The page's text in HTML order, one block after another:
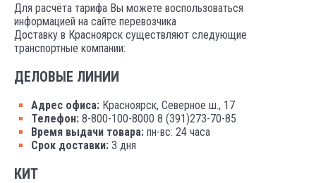
Для расчёта тарифа Вы можете воспользоваться
информацией на сайте перевозчика
Доставку в Красноярск существляют следующие
транспортные компании:
ДЕЛОВЫЕ ЛИНИИ
Адрес офиса: Красноярск, Северное ш., 17
Телефон: 8-800-100-8000 8 (391)273-70-85
Время выдачи товара: пн-вс: 24 часа
Срок доставки: 3 дня
КИТ